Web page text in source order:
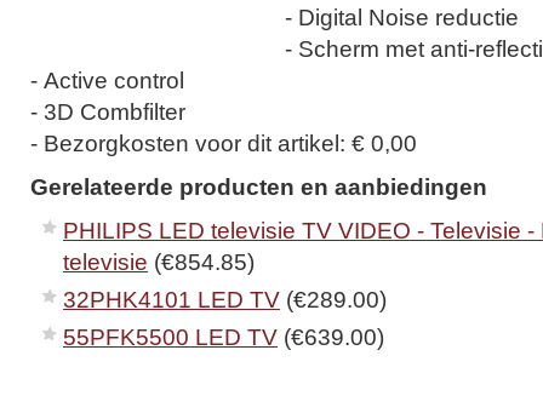
- Digital Noise reductie
- Scherm met anti-
- Active control
- 3D Combfilter
- Bezorgkosten voor dit artikel: € 0,00
Gerelateerde producten en aanbiedingen
PHILIPS LED televisie TV VIDEO - Televisie
televisie (€854.85)
32PHK4101 LED TV (€289.00)
55PFK5500 LED TV (€639.00)